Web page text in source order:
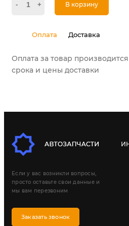
- + В корзину
Оплата Доставка
Оплата за товар
срока и цены доставки
Если у вас возникли вопросы,
просто оставьте свои данные и
мы вам перезвоним
Заказать звонок